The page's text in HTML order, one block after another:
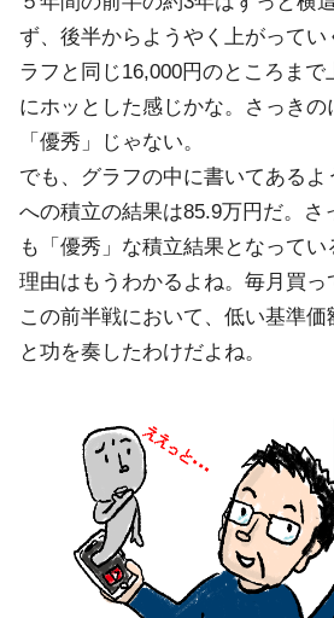
ず、後半からようやく上がって
ラフと同じ16,000円のところま
にホッとした感じかな。さっきの
「優秀」じゃない。
でも、グラフの中に書いてあるよ
への積立の結果は85.9万円だ。さ
も「優秀」な積立結果となってい
理由はもうわかるよね。毎月買っ
この前半戦において、低い基準価
と功を奏したわけだよね。